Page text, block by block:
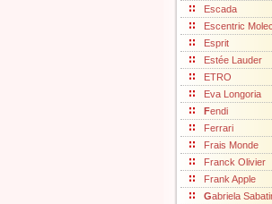
Escada
Escentric
Esprit
Estée Lauder
ETRO
Eva Longoria
Fendi
Ferrari
Frais Monde
Franck Olivier
Frank Apple
Gabriela